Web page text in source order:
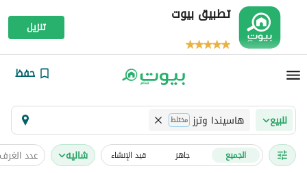
تطبيق بيوت
تنزيل
حفظ
للبيع هاسيندا وترز مختلط
الجميع جاهز قيد الإنشاء شاليه عدد الغرف